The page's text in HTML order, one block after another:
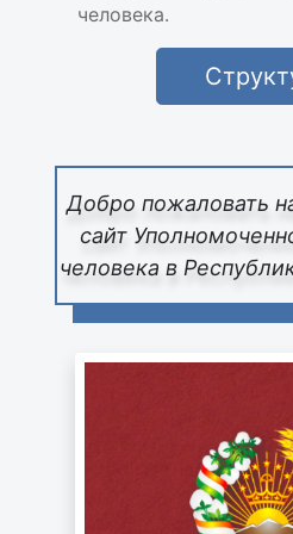
Добро пожаловать
сайт
человека в
человека.